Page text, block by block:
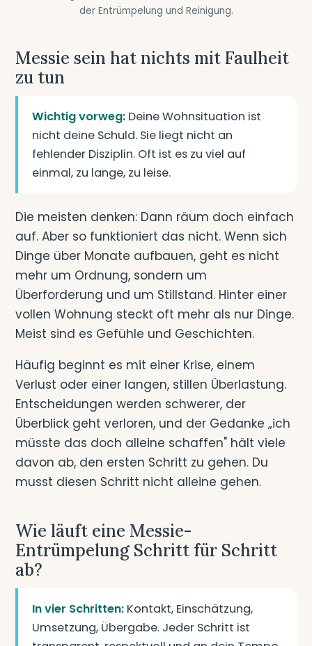
der Entrümpelung und Reinigung.
Messie sein hat nichts mit Faulheit
zu tun
Wichtig vorweg: Deine Wohnsituation ist
nicht deine Schuld. Sie liegt nicht an
fehlender Disziplin. Oft ist es zu viel auf
einmal, zu lange, zu leise.
Die meisten denken: Dann räum doch einfach
auf. Aber so funktioniert das nicht. Wenn sich
Dinge über Monate aufbauen, geht es nicht
mehr um Ordnung, sondern um
Überforderung und um Stillstand. Hinter einer
vollen Wohnung steckt oft mehr als nur Dinge.
Meist sind es Gefühle und Geschichten.
Häufig beginnt es mit einer Krise, einem
Verlust oder einer langen, stillen Überlastung.
Entscheidungen werden schwerer, der
Überblick geht verloren, und der Gedanke „ich
müsste das doch alleine schaffen" hält viele
davon ab, den ersten Schritt zu gehen. Du
musst diesen Schritt nicht alleine gehen.
Wie läuft eine Messie-
Entrümpelung Schritt für Schritt
ab?
In vier Schritten: Kontakt, Einschätzung,
Umsetzung, Übergabe. Jeder Schritt ist